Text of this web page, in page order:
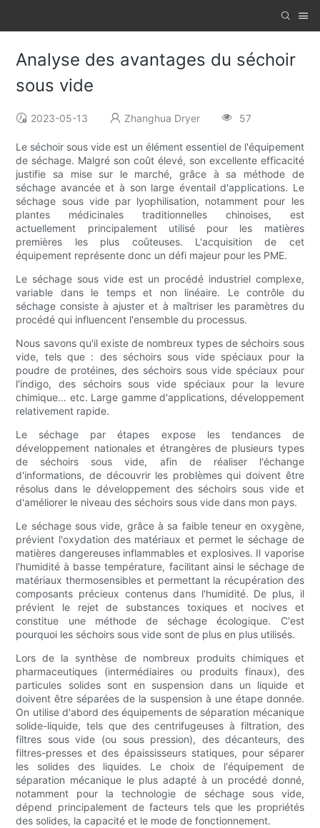
Analyse des avantages du séchoir
sous vide
2023-05-13 Zhanghua Dryer 57
Le séchoir sous vide est un élément essentiel de l'équipement
de séchage. Malgré son coût élevé, son excellente efficacité
justifie sa mise sur le marché, grâce à sa méthode de
séchage avancée et à son large éventail d'applications. Le
séchage sous vide par lyophilisation, notamment pour les
plantes médicinales traditionnelles chinoises, est
actuellement principalement utilisé pour les matières
premières les plus coûteuses. L'acquisition de cet
équipement représente donc un défi majeur pour les PME.
Le séchage sous vide est un procédé industriel complexe,
variable dans le temps et non linéaire. Le contrôle du
séchage consiste à ajuster et à maîtriser les paramètres du
procédé qui influencent l'ensemble du processus.
Nous savons qu'il existe de nombreux types de séchoirs sous
vide, tels que : des séchoirs sous vide spéciaux pour la
poudre de protéines, des séchoirs sous vide spéciaux pour
l'indigo, des séchoirs sous vide spéciaux pour la levure
chimique… etc. Large gamme d'applications, développement
relativement rapide.
Le séchage par étapes expose les tendances de
développement nationales et étrangères de plusieurs types
de séchoirs sous vide, afin de réaliser l'échange
d'informations, de découvrir les problèmes qui doivent être
résolus dans le développement des séchoirs sous vide et
d'améliorer le niveau des séchoirs sous vide dans mon pays.
Le séchage sous vide, grâce à sa faible teneur en oxygène,
prévient l'oxydation des matériaux et permet le séchage de
matières dangereuses inflammables et explosives. Il vaporise
l'humidité à basse température, facilitant ainsi le séchage de
matériaux thermosensibles et permettant la récupération des
composants précieux contenus dans l'humidité. De plus, il
prévient le rejet de substances toxiques et nocives et
constitue une méthode de séchage écologique. C'est
pourquoi les séchoirs sous vide sont de plus en plus utilisés.
Lors de la synthèse de nombreux produits chimiques et
pharmaceutiques (intermédiaires ou produits finaux), des
particules solides sont en suspension dans un liquide et
doivent être séparées de la suspension à une étape donnée.
On utilise d'abord des équipements de séparation mécanique
solide-liquide, tels que des centrifugeuses à filtration, des
filtres sous vide (ou sous pression), des décanteurs, des
filtres-presses et des épaississeurs statiques, pour séparer
les solides des liquides. Le choix de l'équipement de
séparation mécanique le plus adapté à un procédé donné,
notamment pour la technologie de séchage sous vide,
dépend principalement de facteurs tels que les propriétés
des solides, la capacité et le mode de fonctionnement.